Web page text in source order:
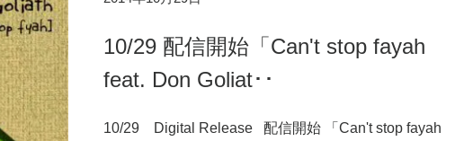
10/29 配信開始「Can't stop fayah
feat. Don Goliat･･
10/29 Digital Release 配信開始 「Can't stop fayah